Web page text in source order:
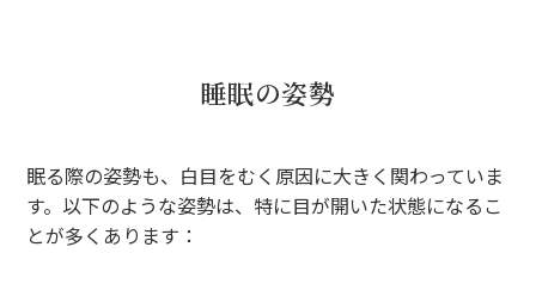
睡眠の姿勢
眠る際の姿勢も、白目をむく原因に大きく関わっていま
す。以下のような姿勢は、特に目が開いた状態になるこ
とが多くあります：